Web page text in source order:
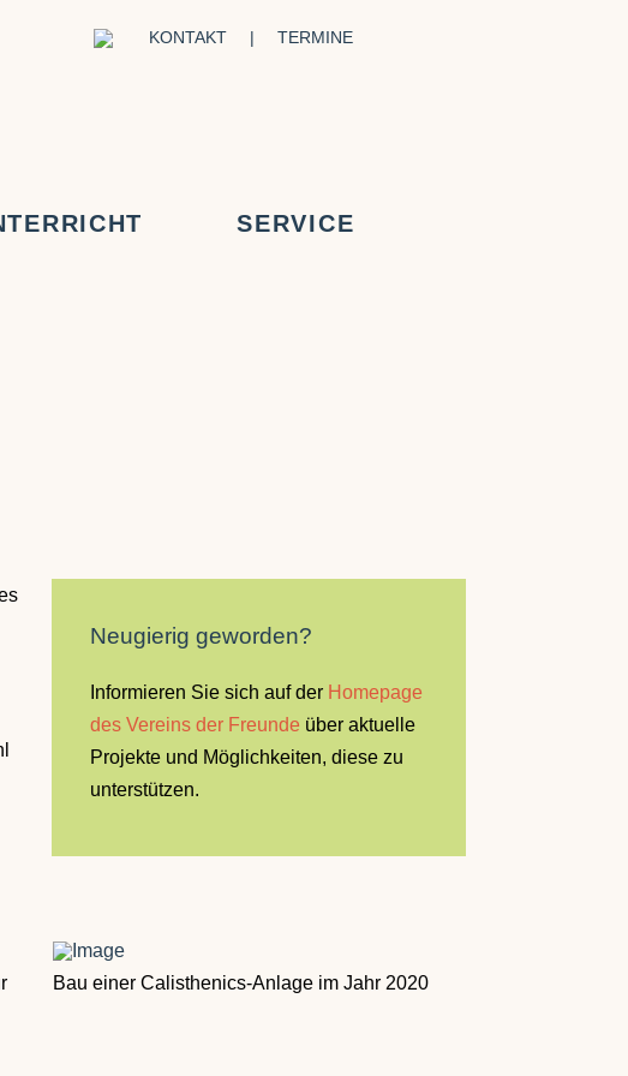
KONTAKT | TERMINE
SERVICE
Neugierig geworden?
Informieren Sie sich auf der Homepage
desVereins der Freunde über aktuelle
Projekte und Möglichkeiten, diese zu
unterstützen.
Bau einer Calisthenics-Anlage im Jahr 2020